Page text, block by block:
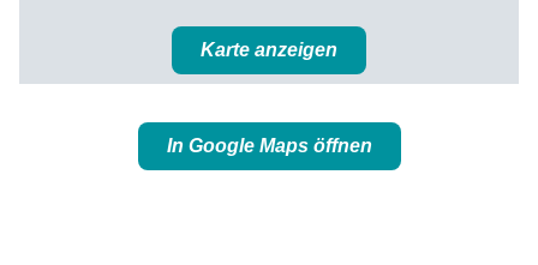
Karte anzeigen
In Google Maps öffnen